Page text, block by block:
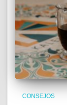
CONSEJOS